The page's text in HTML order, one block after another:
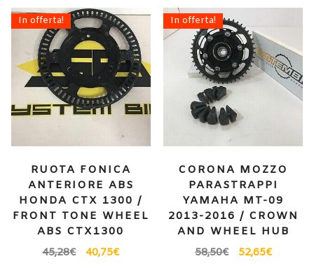
In offerta!
RUOTA FONICA
ANTERIORE ABS
HONDA CTX 1300 /
FRONT TONE WHEEL
ABS CTX1300
45,28€ 40,75€
In offerta!
CORONA MOZZO
PARASTRAPPI
YAMAHA MT-09
2013-2016 / CROWN
AND WHEEL HUB
58,50€ 52,65€